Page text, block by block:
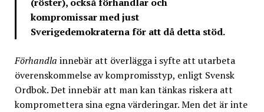
(röster), också förhandlar och
kompromissar med just
Sverigedemokraterna för att då detta stöd.
Förhandla innebär att överlägga i syfte att utarbeta
överenskommelse av kompromisstyp, enligt Svensk
Ordbok. Det innebär att man kan tänkas riskera att
kompromettera sina egna värderingar. Men det är inte